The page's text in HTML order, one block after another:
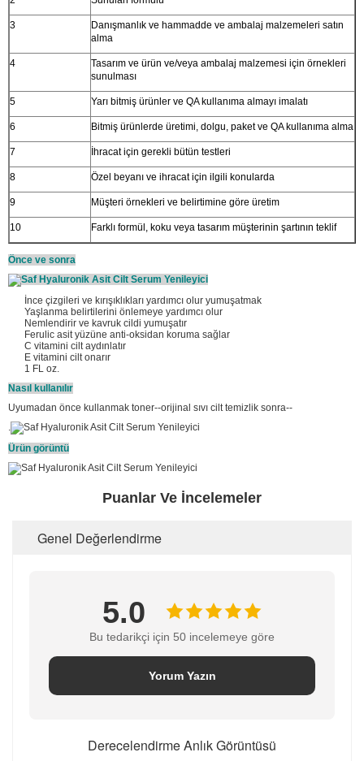
3
Danışmanlık ve hammadde ve ambalaj malzemeleri satın
alma
4
Tasarım ve ürün ve/veya ambalaj malzemesi için örnekleri
sunulması
5 Yarı bitmiş ürünler ve QA kullanıma almayı imalatı
6 Bitmiş ürünlerde üretimi, dolgu, paket ve QA kullanıma alma
7 İhracat için gerekli bütün testleri
8 Özel beyanı ve ihracat için ilgili konularda
9 Müşteri örnekleri ve belirtimine göre üretim
10 Farklı formül, koku veya tasarım müşterinin şartının teklif
Önce ve sonra
İnce çizgileri ve kırışıklıkları yardımcı olur yumuşatmak
Yaşlanma belirtilerini önlemeye yardımcı olur
Nemlendirir ve kavruk cildi yumuşatır
Ferulic asit yüzüne anti-oksidan koruma sağlar
C vitamini cilt aydınlatır
E vitamini cilt onarır
1 FL oz.
Nasıl kullanılır
Uyumadan önce kullanmak toner--orijinal sıvı cilt temizlik sonra--
.
Ürün görüntü
Puanlar Ve İncelemeler
Genel Değerlendirme
5.0
Bu tedarikçi için 50 incelemeye göre
Yorum Yazın
Derecelendirme Anlık Görüntüsü